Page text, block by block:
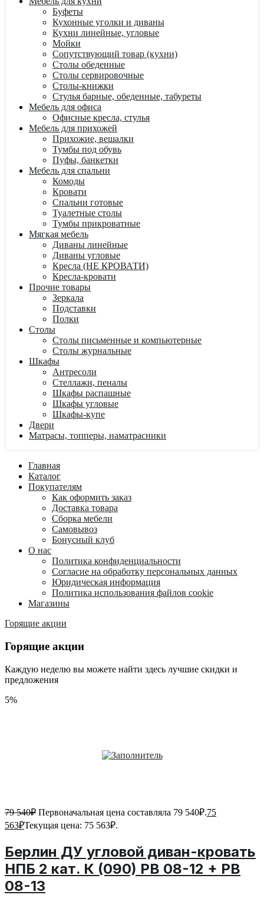
Буфеты
Кухонные уголки и диваны
Кухни линейные, угловые
Мойки
Сопутствующий товар (кухни)
Столы обеденные
Столы сервировочные
Столы-книжки
Стулья барные, обеденные, табуреты
Мебель для офиса
Офисные кресла, стулья
Мебель для прихожей
Прихожие, вешалки
Тумбы под обувь
Пуфы, банкетки
Мебель для спальни
Комоды
Кровати
Спальни готовые
Туалетные столы
Тумбы прикроватные
Мягкая мебель
Диваны линейные
Диваны угловые
Кресла (НЕ КРОВАТИ)
Кресла-кровати
Прочие товары
Зеркала
Подставки
Полки
Столы
Столы письменные и компьютерные
Столы журнальные
Шкафы
Антресоли
Стеллажи, пеналы
Шкафы распашные
Шкафы угловые
Шкафы-купе
Двери
Матрасы, топперы, наматрасники
Главная
Каталог
Покупателям
Как оформить заказ
Доставка товара
Сборка мебели
Самовывоз
Бонусный клуб
О нас
Политика конфиденциальности
Согласие на обработку персональных данных
Юридическая информация
Политика использования файлов cookie
Магазины
Горящие акции
Горящие акции
Каждую неделю вы можете найти здесь лучшие скидки и
предложения
5%
79 540₽ Первоначальная цена составляла 79 540₽.75
563₽Текущая цена: 75 563₽.
Берлин ДУ угловой диван-кровать
НПБ 2 кат. К (090) PB 08-12 + PB
08-13